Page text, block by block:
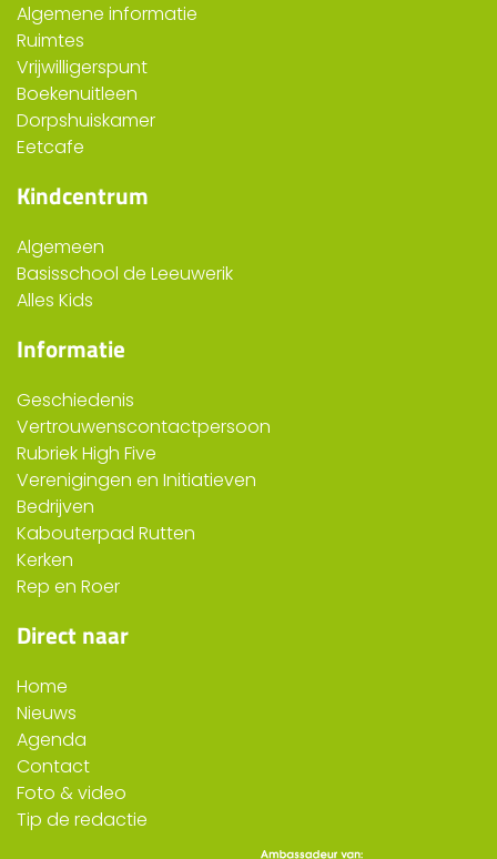
Algemene informatie
Ruimtes
Vrijwilligerspunt
Boekenuitleen
Dorpshuiskamer
Eetcafe
Kindcentrum
Algemeen
Basisschool de Leeuwerik
Alles Kids
Informatie
Geschiedenis
Vertrouwenscontactpersoon
Rubriek High Five
Verenigingen en Initiatieven
Bedrijven
Kabouterpad Rutten
Kerken
Rep en Roer
Direct naar
Home
Nieuws
Agenda
Contact
Foto & video
Tip de redactie